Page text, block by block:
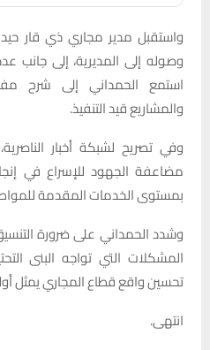
واستقبل مدير مجاري ذي قار
وصوله إلى المديرية، إلى جانب
استمع الحمداني إلى شرح
والمشاريع قيد التنفيذ.
وفي تصريح لشبكة أخبار
مضاعفة الجهود للإسراع في
بمستوى الخدمات المقدمة
وشدد الحمداني على ضرورة
المشكلات التي تواجه البنى
تحسين واقع قطاع المجاري يمثل
انتهى.